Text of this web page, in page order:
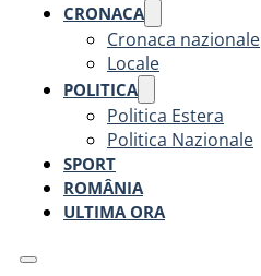
CRONACA
Cronaca nazionale
Locale
POLITICA
Politica Estera
Politica Nazionale
SPORT
ROMÂNIA
ULTIMA ORA